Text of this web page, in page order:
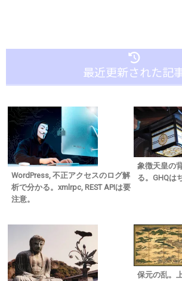
最近更新された記
WordPress, 不正アクセスのログ解
析で分かる。xmlrpc, REST APIは要
注意。
象徴天皇の
る。GHQは
保元の乱。